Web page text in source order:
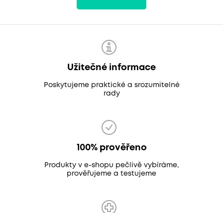
Užitečné informace
Poskytujeme praktické a srozumitelné
rady
100% prověřeno
Produkty v e-shopu pečlivě vybíráme,
prověřujeme a testujeme